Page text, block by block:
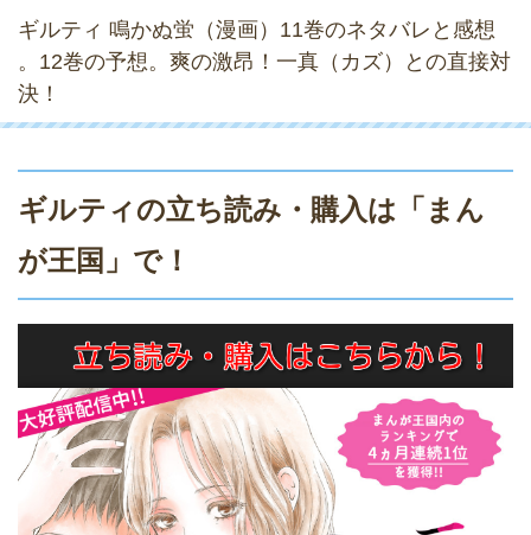
ギルティ 鳴かぬ蛍（漫画）11巻のネタバレと感想
。12巻の予想。爽の激昂！一真（カズ）との直接対
決！
ギルティの立ち読み・購入は「まん
が王国」で！